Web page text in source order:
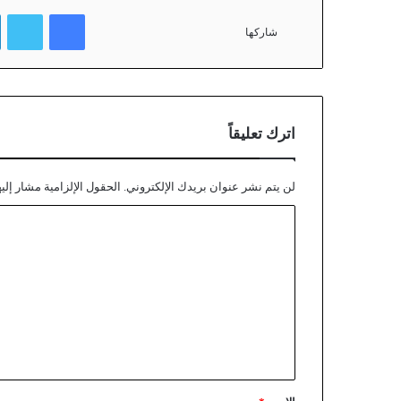
شاركها
فيسبوك تويتر
اترك تعليقاً
لن يتم نشر عنوان بريدك الإلكتروني. الحقول الإلزامية مشار